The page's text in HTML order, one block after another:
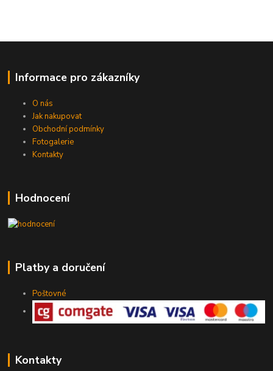
Informace pro zákazníky
O nás
Jak nakupovat
Obchodní podmínky
Fotogalerie
Kontakty
Hodnocení
Platby a doručení
Poštovné
Kontakty